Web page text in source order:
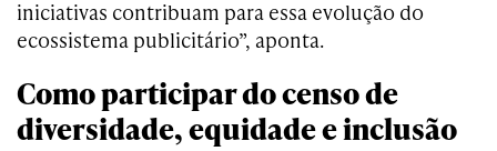
iniciativas contribuam para essa evolução do
ecossistema publicitário”, aponta.
Como participar do censo de
diversidade, equidade e inclusão